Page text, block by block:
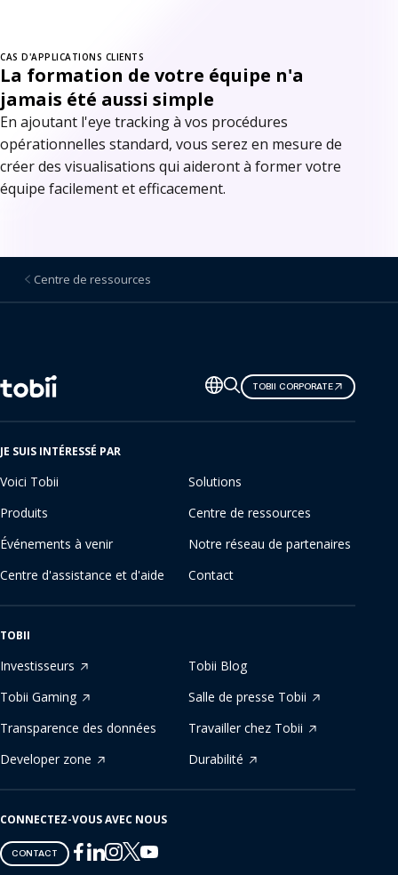
CAS D'APPLICATIONS CLIENTS
La formation de votre équipe n'a
jamais été aussi simple
En ajoutant l'eye tracking à vos procédures
opérationnelles standard, vous serez en mesure de
créer des visualisations qui aideront à former votre
équipe facilement et efficacement.
Centre de ressources
Changer
de
langue
TOBII CORPORATE
JE SUIS INTÉRESSÉ PAR
Voici Tobii
Solutions
Produits
Centre de ressources
Événements à venir
Notre réseau de partenaires
Centre d'assistance et d'aide
Contact
TOBII
Investisseurs
Tobii Blog
Tobii Gaming
Salle de presse Tobii
Transparence des données
Travailler chez Tobii
Developer zone
Durabilité
CONNECTEZ-VOUS AVEC NOUS
CONTACT
Tobii
on
Tobii
on
Tobii
on
Tobii
on
Tobii
on